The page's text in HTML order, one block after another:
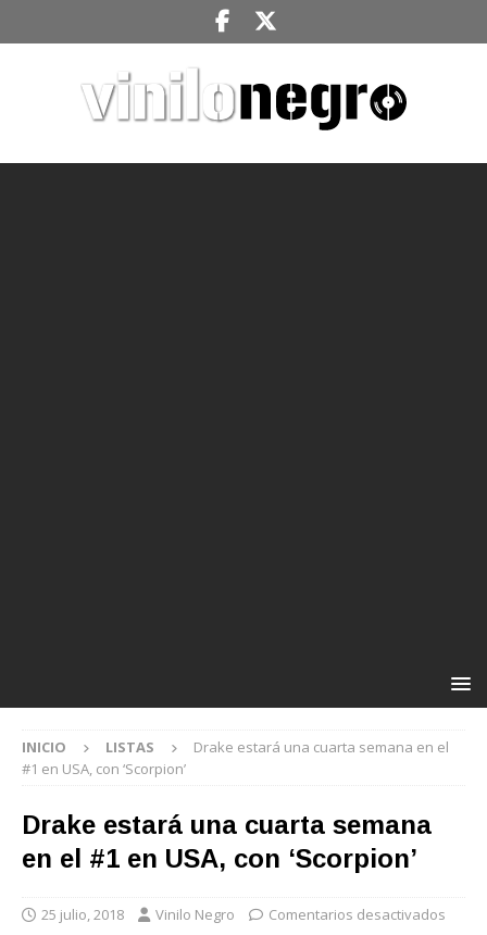
INICIO LISTAS
Drake estará una cuarta semana en el
#1 en USA, con ‘Scorpion’
Drake estará una cuarta semana
en el #1 en USA, con ‘Scorpion’
25 julio, 2018 Vinilo Negro Comentarios desactivados